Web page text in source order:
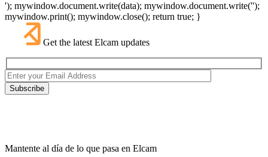
'); mywindow.document.write(data); mywindow.document.write('');
mywindow.print(); mywindow.close(); return true; }
Get the latest Elcam updates
Mantente al día de lo que pasa en Elcam